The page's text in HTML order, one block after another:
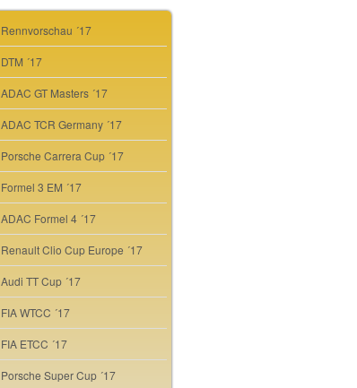
Rennvorschau ´17
DTM ´17
ADAC GT Masters ´17
ADAC TCR Germany ´17
Porsche Carrera Cup ´17
Formel 3 EM ´17
ADAC Formel 4 ´17
Renault Clio Cup Europe ´17
Audi TT Cup ´17
FIA WTCC ´17
FIA ETCC ´17
Porsche Super Cup ´17